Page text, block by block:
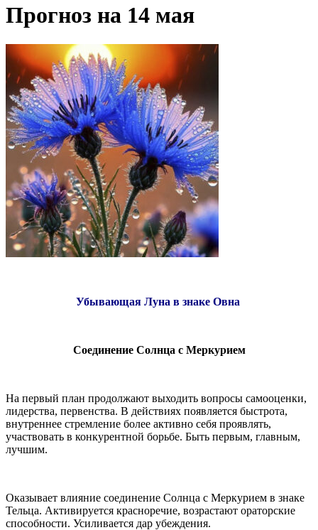
Прогноз на 14 мая
Убывающая Луна в знаке Овна
Соединение Солнца с Меркурием
На первый план продолжают выходить вопросы самооценки,
лидерства, первенства. В действиях появляется быстрота,
внутреннее стремление более активно себя проявлять,
участвовать в конкурентной борьбе. Быть первым, главным,
лучшим.
Оказывает влияние соединение Солнца с Меркурием в знаке
Тельца. Активируется красноречие, возрастают ораторские
способности. Усиливается дар убеждения.